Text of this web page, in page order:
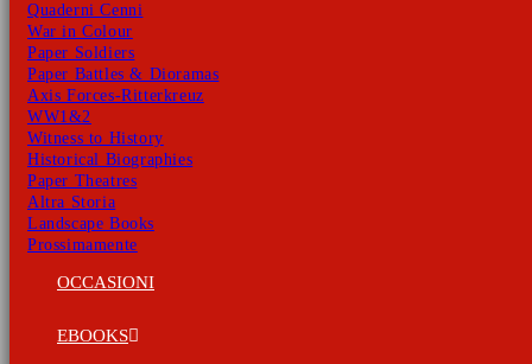
Quaderni Cenni
War in Colour
Paper Soldiers
Paper Battles & Dioramas
Axis Forces-Ritterkreuz
WW1&2
Witness to History
Historical Biographies
Paper Theatres
Altra Storia
Landscape Books
Prossimamente
OCCASIONI
EBOOKS